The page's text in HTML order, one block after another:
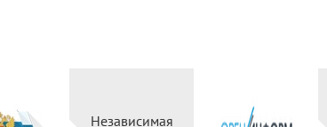
Независимая